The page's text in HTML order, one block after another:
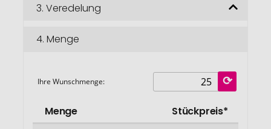
3. Veredelung
4. Menge
Ihre Wunschmenge:
Menge
Stückpreis*